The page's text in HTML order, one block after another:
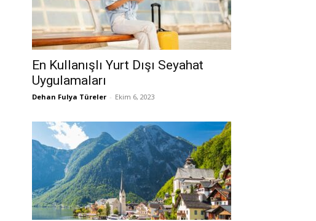
En Kullanışlı Yurt Dışı Seyahat
Uygulamaları
Dehan Fulya Türeler - Ekim 6, 2023